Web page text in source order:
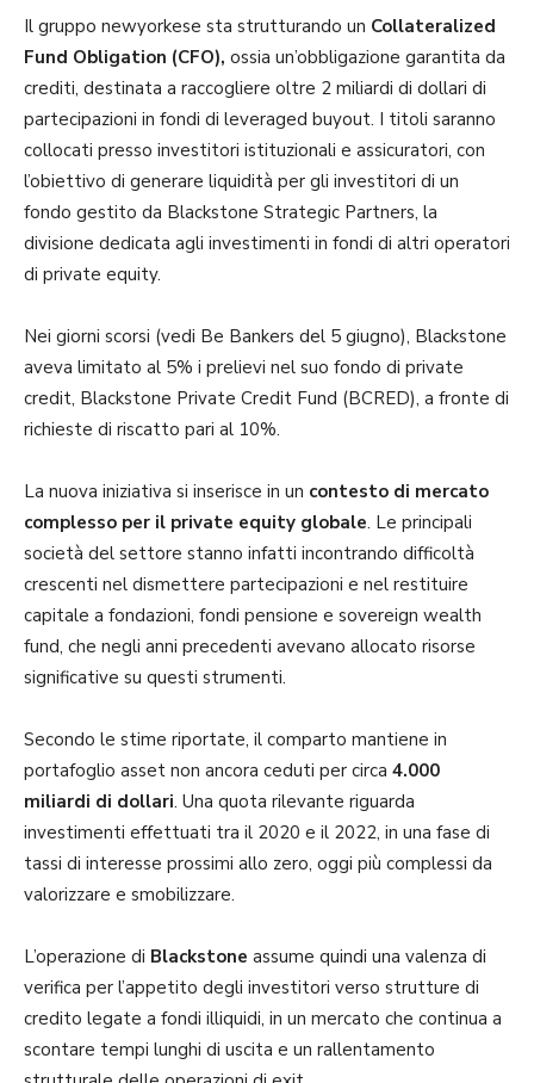
Il gruppo newyorkese sta strutturando un Collateralized
Fund Obligation (CFO), ossia un’obbligazione garantita da
crediti, destinata a raccogliere oltre 2 miliardi di dollari di
partecipazioni in fondi di leveraged buyout. I titoli saranno
collocati presso investitori istituzionali e assicuratori, con
l’obiettivo di generare liquidità per gli investitori di un
fondo gestito da Blackstone Strategic Partners, la
divisione dedicata agli investimenti in fondi di altri operatori
di private equity.
Nei giorni scorsi (vedi Be Bankers del 5 giugno), Blackstone
aveva limitato al 5% i prelievi nel suo fondo di private
credit, Blackstone Private Credit Fund (BCRED), a fronte di
richieste di riscatto pari al 10%.
La nuova iniziativa si inserisce in un contesto di mercato
complesso per il private equity globale. Le principali
società del settore stanno infatti incontrando difficoltà
crescenti nel dismettere partecipazioni e nel restituire
capitale a fondazioni, fondi pensione e sovereign wealth
fund, che negli anni precedenti avevano allocato risorse
significative su questi strumenti.
Secondo le stime riportate, il comparto mantiene in
portafoglio asset non ancora ceduti per circa 4.000
miliardi di dollari. Una quota rilevante riguarda
investimenti effettuati tra il 2020 e il 2022, in una fase di
tassi di interesse prossimi allo zero, oggi più complessi da
valorizzare e smobilizzare.
L’operazione di Blackstone assume quindi una valenza di
verifica per l’appetito degli investitori verso strutture di
credito legate a fondi illiquidi, in un mercato che continua a
scontare tempi lunghi di uscita e un rallentamento